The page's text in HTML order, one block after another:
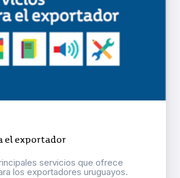
el exportador
servicios que ofrece
los exportadores uruguayos.